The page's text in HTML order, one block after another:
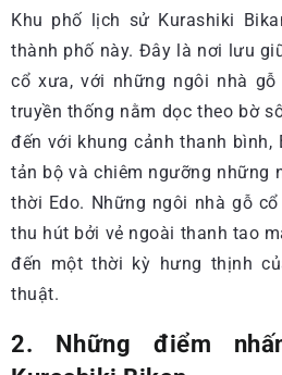
Khu phố lịch sử Kurashiki
thành phố này. Đây là nơi lưu
cổ xưa, với những ngôi nhà
truyền thống nằm dọc theo bờ
đến với khung cảnh thanh
tản bộ và chiêm ngưỡng những
thời Edo. Những ngôi nhà gỗ
thu hút bởi vẻ ngoài thanh tao
đến một thời kỳ hưng thịnh
thuật.
2. Những điểm